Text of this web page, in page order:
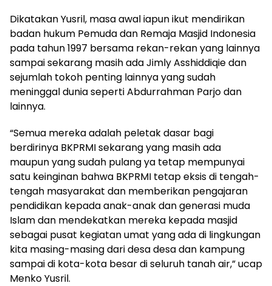
Dikatakan Yusril, masa awal iapun ikut mendirikan
badan hukum Pemuda dan Remaja Masjid Indonesia
pada tahun 1997 bersama rekan-rekan yang lainnya
sampai sekarang masih ada Jimly Asshiddiqie dan
sejumlah tokoh penting lainnya yang sudah
meninggal dunia seperti Abdurrahman Parjo dan
lainnya.
“Semua mereka adalah peletak dasar bagi
berdirinya BKPRMI sekarang yang masih ada
maupun yang sudah pulang ya tetap mempunyai
satu keinginan bahwa BKPRMI tetap eksis di tengah-
tengah masyarakat dan memberikan pengajaran
pendidikan kepada anak-anak dan generasi muda
Islam dan mendekatkan mereka kepada masjid
sebagai pusat kegiatan umat yang ada di lingkungan
kita masing-masing dari desa desa dan kampung
sampai di kota-kota besar di seluruh tanah air,” ucap
Menko Yusril.